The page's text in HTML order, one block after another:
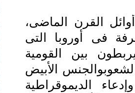
القرن الماضى،
فى أوروبا التى
بين القومية
الأبيض
الديموقراطية